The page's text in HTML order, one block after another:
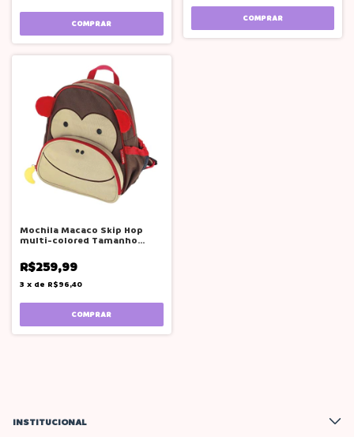
Mochila Macaco Skip Hop
multi-colored Tamanho
R$259,99
3 x de R$96,40
INSTITUCIONAL